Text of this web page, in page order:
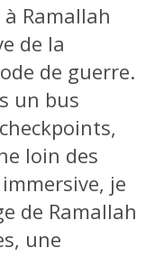
Ramallah
de la
de guerre.
un bus
loin des
je
de Ramallah
une